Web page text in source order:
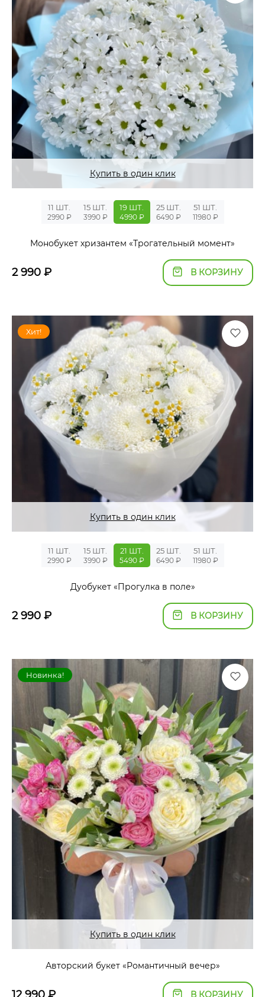
Купить в один клик
11 ШТ.
2990 ₽
15 ШТ.
3990 ₽
19 ШТ.
4990 ₽
25 ШТ.
6490 ₽
51 ШТ.
11980 ₽
Монобукет хризантем «Трогательный момент»
2 990 ₽ В КОРЗИНУ
Хит!
Купить в один клик
11 ШТ.
2990 ₽
15 ШТ.
3990 ₽
21 ШТ.
5490 ₽
25 ШТ.
6490 ₽
51 ШТ.
11980 ₽
Дуобукет «Прогулка в поле»
2 990 ₽ В КОРЗИНУ
Новинка!
Купить в один клик
Авторский букет «Романтичный вечер»